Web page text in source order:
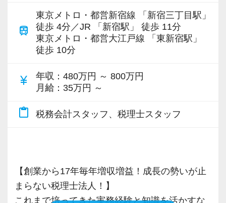
はすぐ聞けるのがいいですね。
経験と知識をつけて、お客様から頼られる存
在、後輩の手本になるような存在になれるよう
に頑張っています。
会社の良いところは“温かさ”があります。
ームで明るい会社です。
数字が好きで人と関わるのが好きな人でした
仕事をする上では5つのこだわり「クイックレス
ポンス・プラス思考・有言実行・他責禁止・気
配り」を掲げ、一人ひとりが実行しています。
けるために「情熱家であれ！」がモットーで
します。
そのため、勢いだけではどうにもならない課題
や問題点もでてきますが、一つずつ確実に乗り
・はじめてのことでも前向きに取り組める人
【ITシステム完備で効率よく業務をこなせま
IT化が非常に進んでいるのも当社の特徴。
代表が作業環境にも気を配っており、デュアル
モニターを全席設置。
いるので効率よくストレスフリーに業務をこな
せます。
ぜひ体験してください！
様に寄り添う」ことが一つの使命です。
お客様から「こうしたい」という理想をいただ
きく力を発揮できる存在でありたいと考えてい
ます。ご紹介案件が7割を超えているのも、そう
いった私たちの姿勢がお客様から評価されてい
ルの向上を目指し、税務のプロとして高い信頼
を獲得していきます。
お客様から信頼され、心の通ったサービスを提
専門Webサイトを10サイト以上運営しており、
新規顧問契約のお客様が毎年400件以上増加！
各オフィスに国税OB税理士が在籍しているの
応、給付金のサポート、補助金のサポートなど
ています。
また、職場環境の改善に積極的に取り組む企業
train
東京メトロ・都営新宿線 「新宿三丁目駅」
徒歩 4分／JR 「新宿駅」 徒歩 11分
東京メトロ・都営大江戸線 「東新宿駅」
徒歩 10分
currency_yen 年収 ：480万円 ～ 800万円
月給 ：35万円 ～
content_paste 税務会計スタッフ、税理士スタッフ
【創業から17年毎年増収増益！成長の勢いが止
まらない税理士法人！】
これまで培ってきた実務経験と知識を活かすな